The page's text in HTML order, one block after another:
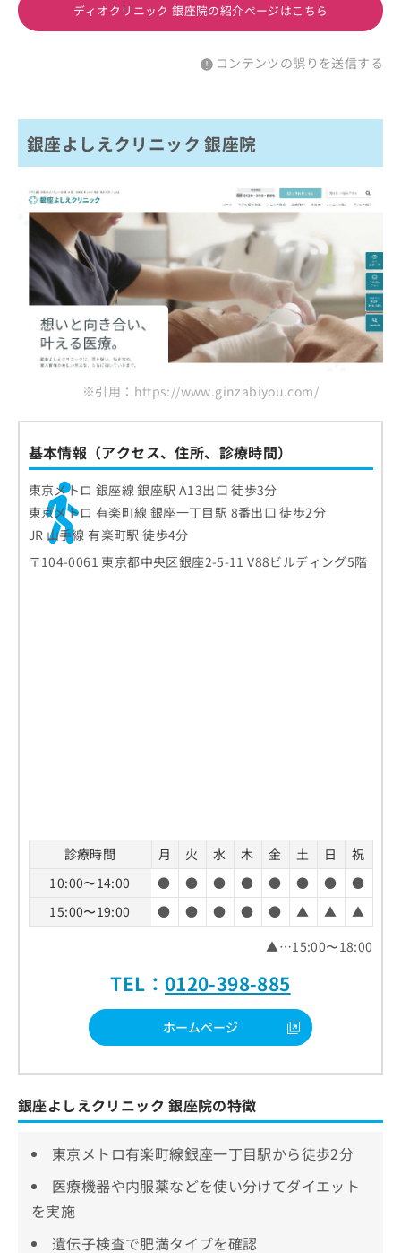
ディオクリニック 銀座院の紹介ページはこちら
コンテンツの誤りを送信する
銀座よしえクリニック 銀座院
※引用：https://www.ginzabiyou.com/
基本情報（アクセス、住所、診療時間）
東京メトロ 銀座線 銀座駅 A13出口 徒歩3分
東京メトロ 有楽町線 銀座一丁目駅 8番出口 徒歩2分
JR 山手線 有楽町駅 徒歩4分
〒104-0061 東京都中央区銀座2-5-11 V88ビルディング5階
診療時間 月 火 水 木 金 土 日
祝
10:00〜14:00
● ● ● ● ● ● ●
●
15:00〜19:00
● ● ● ● ● ▲ ▲
▲
▲…15:00〜18:00
TEL： 0120-398-885
ホームページ
銀座よしえクリニック 銀座院の特徴
東京メトロ有楽町線銀座一丁目駅から徒歩2分
医療機器や内服薬などを使い分けてダイエット
を実施
遺伝子検査で肥満タイプを確認